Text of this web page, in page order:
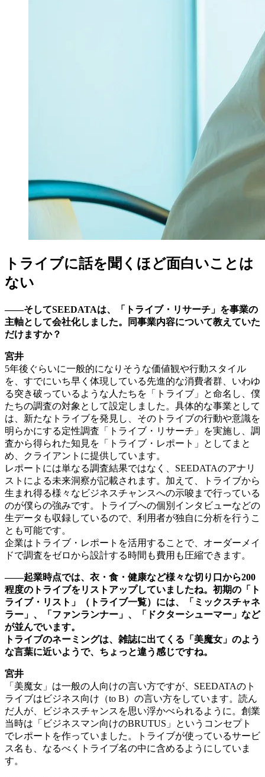
トライブに話を聞くほど面白いことは
ない
――そしてSEEDATAは、「トライブ・リサーチ」を事業の
主軸として会社化しました。同事業内容について教えていた
だけますか？
宮井
5年後ぐらいに一般的になりそうな価値観や行動スタイル
を、すでにいち早く体現している先進的な消費者群、いわゆ
る突き破っているような人たちを「トライブ」と命名し、僕
たちの調査の対象として設定しました。具体的な事業として
は、新たなトライブを発見し、そのトライブの行動や意識を
明らかにする定性調査「トライブ・リサーチ」を実施し、調
査から得られた知見を「トライブ・レポート」としてまと
め、クライアントに提供しています。
レポートには単なる調査結果ではなく、SEEDATAのアナリ
ストによる未来洞察が記載されます。加えて、トライブから
生まれ得る様々なビジネスチャンスへの示唆まで行っている
のが僕らの強みです。トライブへの個別インタビューなどの
生データも収録しているので、利用者が独自に分析を行うこ
とも可能です。
企業はトライブ・レポートを活用することで、オーダーメイ
ドで調査をゼロから設計する時間も費用も圧縮できます。
――起業時点では、衣・食・健康など様々な切り口から200
程度のトライブをリストアップしていましたね。初期の「ト
ライブ・リスト」（トライブ一覧）には、「ミックスチャネ
ラー」、「ファンランナー」、「ドクターシューマー」など
が並んでいます。
トライブのネーミングは、雑誌に出てくる「美魔女」のよう
な言葉に近いようで、ちょっと違う感じですね。
宮井
「美魔女」は一般の人向けの言い方ですが、SEEDATAのト
ライブはビジネス向け（to B）の言い方をしています。読ん
だ人が、ビジネスチャンスを思い浮かべられるように。創業
当時は「ビジネスマン向けのBRUTUS」というコンセプト
でレポートを作っていました。トライブが使っているサービ
ス名も、なるべくトライブ名の中に含めるようにしていま
す。